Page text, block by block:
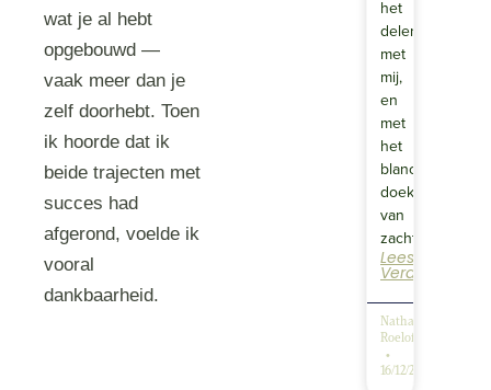
wat je al hebt
opgebouwd —
vaak meer dan je
zelf doorhebt. Toen
ik hoorde dat ik
beide trajecten met
succes had
afgerond, voelde ik
vooral
dankbaarheid.
het
delen
met
mij,
en
met
het
blanco
doek
van
zachte…
Lees
Verder
Nathalie
Roelofsen
16/12/2025